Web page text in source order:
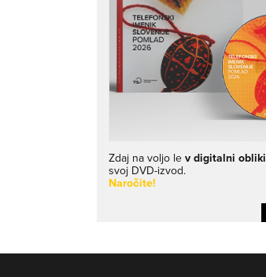
Zdaj na voljo lev digitalni obliki
svoj DVD-izvod.
Naročite!